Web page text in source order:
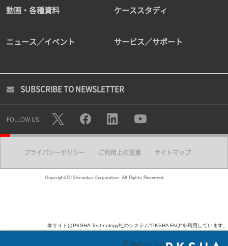
動画・各種資料 ケーススタディ
ニュース／イベント サービス／サポート
SUBSCRIBE TO NEWSLETTER
FOLLOW US
プライバシーポリシー ご利用上の注意 サイトマップ
本サイトはPKSHA Technology社のシステム"PKSHA FAQ"を利用しています。
Powered by